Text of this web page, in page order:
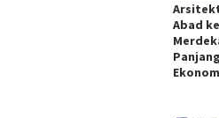
Abad